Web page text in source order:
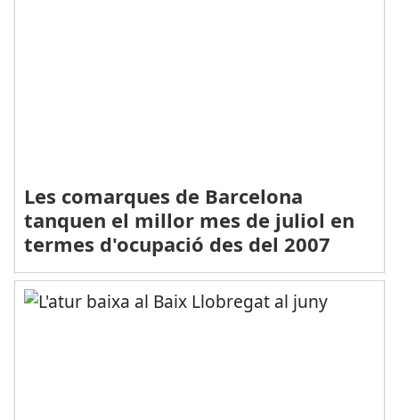
Les comarques de Barcelona
tanquen el millor mes de juliol en
termes d'ocupació des del 2007